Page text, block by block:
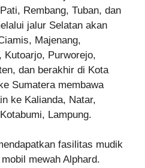
Rembang, Tuban, dan
jalur Selatan akan
Majenang,
Kutoarjo, Purworejo,
dan berakhir di Kota
Sumatera membawa
ke Kalianda, Natar,
Lampung.
fasilitas mudik
mewah Alphard.